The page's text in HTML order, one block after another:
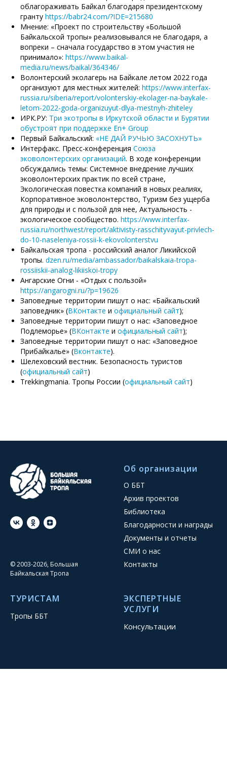
облагораживать Байкал благодаря президентскому
гранту https://babr24.com/?IDE=215680
Мнение: «Проект по строительству «Большой
Байкальской тропы» реализовывался не благодаря, а
вопреки – сначала государство в этом участия не
принимало»: https://www.baikal-
media.ru/news/baikal/364346/
Волонтерский эколагерь на Байкале летом 2022 года
организуют для местных жителей: https://www.interfax-
russia.ru/siberia/report/volonterskiy-ekolager-na-baykale-
letom-2022-goda-organizuyut-dlya-mestnyh-zhiteley
ИРК.РУ: Три экотропы в Иркутской области и Бурятии
обустроят при поддержке En+ Group
Первый Байкальский: «НЕ ДАЙ РУЧЬЮ ЗАСОХНУТЬ»
Интерфакс. Пресс-конференция Союза
эковолонтерских организаций. В ходе конференции
обсуждались темы: Системное внедрение лучших
эковолонтерских практик по всей стране,
Экологическая повестка компаний в новых реалиях,
Корпоративное эковолонтерство, Туризм без ущерба
для природы и с пользой для нее, Актуальность -
экологическое сообщество. https://www.interfax-
russia.ru/northwest/report/aktivisty-rasschityvayut-privlech-
do-10-naseleniya-rossii-k-ekovolonterstvu
Байкальская тропа - российский аналог Ликийской
тропы. dzen.ru/media/ambassador/baikalskaia-tropa-
rossiiskii-analog-likiiskoi-tropy
Ангарские Огни - «Отдых с пользой»
https://angarogni.ru/?p=19626
Заповедные территории пишут о нас: «Байкальский
заповедник» (ВКонтакте и официальный сайт);
Заповедные территории пишут о нас: «Заповедное
Подлеморье» (ВКонтакте и официальный сайт);
Заповедные территории пишут о нас: «Заповедное
Прибайкалье» (Вконтакте).
Шелеховский вестник. Безопасность туристов
(официальный сайт)
Trekkingmania. Тропы России (официальный сайт)
© 2003-2026, Большая
Байкальская Тропа
Об организации
О ББТ
Архив проектов
Библиотека
Благодарности и награды
Документы и отчеты
СМИ о нас
Контакты
ТУРИСТАМ
Тропы ББТ
ЭКСПЕРТНЫЕ
УСЛУГИ
Консультации